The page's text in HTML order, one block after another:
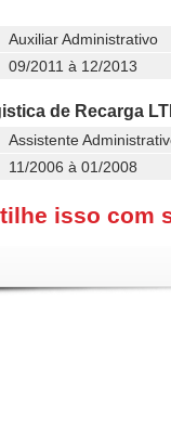
Auxiliar Administrativo
09/2011 à 12/2013
de Recarga
Assistente
11/2006 à 01/2008
isso com